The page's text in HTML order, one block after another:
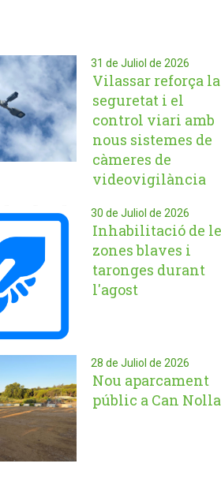
31 de Juliol de 2026
Vilassar reforça la
seguretat i el
control viari amb
nous sistemes de
càmeres de
videovigilància
30 de Juliol de 2026
Inhabilitació de
zones blaves i
taronges durant
l'agost
28 de Juliol de 2026
Nou aparcament
públic a Can Nolla